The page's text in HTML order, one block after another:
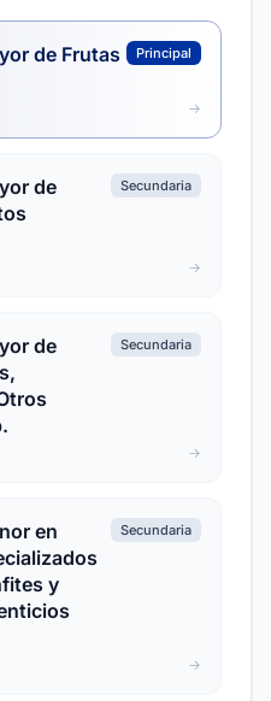
de Frutas
Principal
de
Secundaria
de
Secundaria
en
y
Secundaria